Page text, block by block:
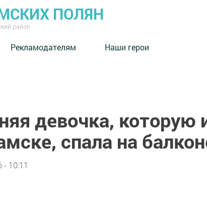
ПОЛЯН
район
Рекламодателям Наши герои
девочка, которую
спала на
10:11